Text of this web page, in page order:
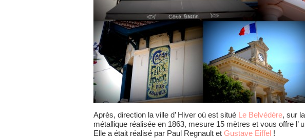
Après, direction la ville d’ Hiver où est situé Le Belvédère, sur
métallique réalisée en 1863, mesure 15 mètres et vous offre l’
Elle a était réalisé par Paul Regnault et Gustave Eiffel !